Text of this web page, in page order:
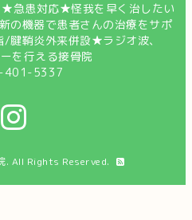
急患対応★怪我を早く治したい
の機器で患者さんの治療をサポ
腱鞘炎外来併設★ラジオ波、
を行える接骨院
401-5337
. All Rights Reserved.